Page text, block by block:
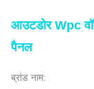
आउटडोर Wpc
पैनल
ब्रांड नाम: